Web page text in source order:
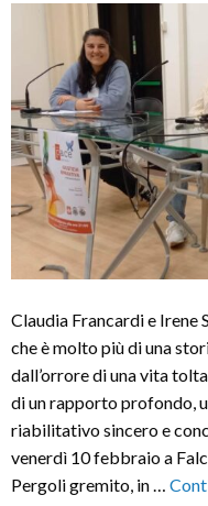
Claudia Francardi e Irene
che è molto più di una
dall’orrore di una vita
di un rapporto profondo,
riabilitativo sincero e
venerdì 10 febbraio a
Pergoli gremito, in …